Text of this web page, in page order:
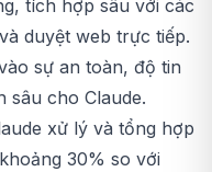
tích hợp sâu với các
duyệt web trực tiếp.
sự an toàn, độ tin
sâu cho Claude.
xử lý và tổng hợp
30% so với